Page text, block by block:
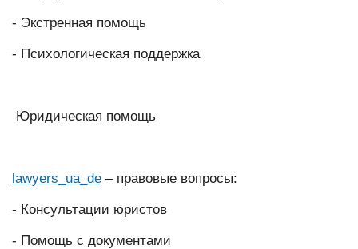
- Экстренная помощь
- Психологическая поддержка
Юридическая помощь
lawyers_ua_de – правовые вопросы:
- Консультации юристов
- Помощь с документами